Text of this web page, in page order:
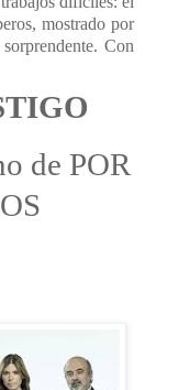
mostrado por
Con
de POR